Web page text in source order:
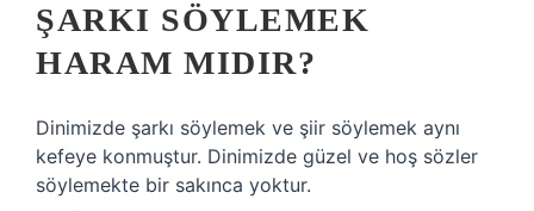
ŞARKI SÖYLEMEK
HARAM MIDIR?
Dinimizde şarkı söylemek ve şiir söylemek aynı
kefeye konmuştur. Dinimizde güzel ve hoş sözler
söylemekte bir sakınca yoktur.